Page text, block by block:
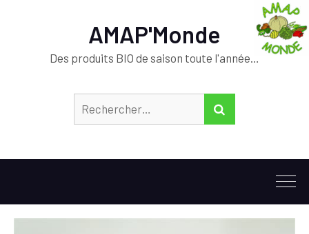
AMAP'Monde
Des produits BIO de saison toute l'année…